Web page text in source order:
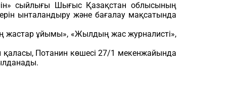
сыйлығы Шығыс Қазақстан облысының
ынталандыру және бағалау мақсатында
ұйымы», «Жылдың жас журналисті»,
Потанин көшесі 27/1 мекенжайында